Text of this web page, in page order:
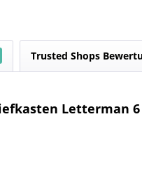
Trusted Shops
Letterman 6